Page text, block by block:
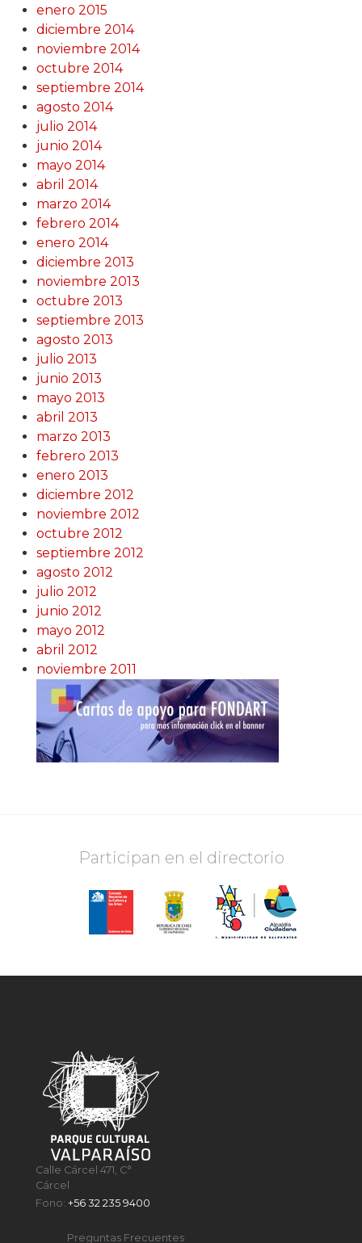
enero 2015
diciembre 2014
noviembre 2014
octubre 2014
septiembre 2014
agosto 2014
julio 2014
junio 2014
mayo 2014
abril 2014
marzo 2014
febrero 2014
enero 2014
diciembre 2013
noviembre 2013
octubre 2013
septiembre 2013
agosto 2013
julio 2013
junio 2013
mayo 2013
abril 2013
marzo 2013
febrero 2013
enero 2013
diciembre 2012
noviembre 2012
octubre 2012
septiembre 2012
agosto 2012
julio 2012
junio 2012
mayo 2012
abril 2012
noviembre 2011
Participan en el directorio
Calle Cárcel 471, C°
Cárcel
Fono:+56 32 235 9400
Preguntas Frecuentes